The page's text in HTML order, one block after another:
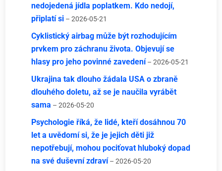
nedojedená jídla poplatkem. Kdo nedojí,
připlatí si – 2026-05-21
Cyklistický airbag může být rozhodujícím
prvkem pro záchranu života. Objevují se
hlasy pro jeho povinné zavedení – 2026-05-21
Ukrajina tak dlouho žádala USA o zbraně
dlouhého doletu, až se je naučila vyrábět
sama – 2026-05-20
Psychologie říká, že lidé, kteří dosáhnou 70
let a uvědomí si, že je jejich děti již
nepotřebují, mohou pociťovat hluboký dopad
na své duševní zdraví – 2026-05-20